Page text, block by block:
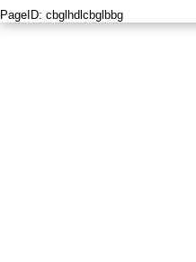
PageID: cbglhdlcbglbbg